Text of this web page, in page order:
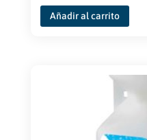
Añadir al carrito